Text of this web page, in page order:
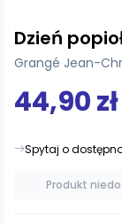
Dzień
Grangé Jean-
44,90 zł
Spytaj o
Produkt